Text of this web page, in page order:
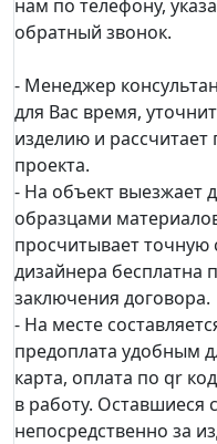
нам по телефону,
обратный звонок.
- Менеджер
для Вас время,
изделию и
проекта.
- На объект выезжает
образцами
просчитывает точную
дизайнера бесплатна
заключения договора.
- На месте
предоплата удобным
карта, оплата по qr
в работу. Оставшиеся
непосредственно за